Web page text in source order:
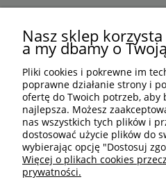
506 584 614
sklep@darymex.pl
pon. - pt.: 7:00 - 15:00
Nasz sklep
a my dbamy o
Pliki cookies i pokrewne im
poprawne działanie strony i
ofertę do Twoich potrzeb, aby
najlepsza. Możesz
nas wszystkich tych plików i
dostosować użycie plików do
wybierając opcję "Dostosuj
Więcej o plikach cookies
prywatności.